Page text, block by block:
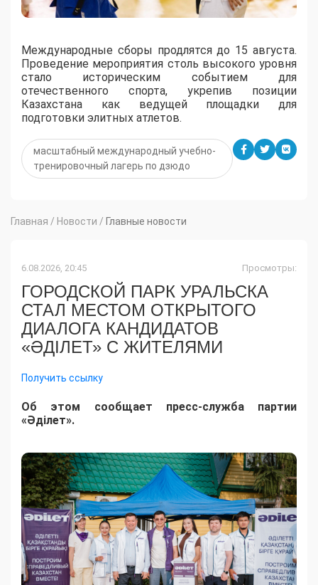
Международные сборы продлятся до 15 августа.
Проведение мероприятия столь высокого уровня
стало историческим событием для
отечественного спорта, укрепив позиции
Казахстана как ведущей площадки для
подготовки элитных атлетов.
масштабный международный учебно-
тренировочный лагерь по дзюдо
Главная / Новости / Главные новости
6.08.2026, 20:45 Просмотры:
ГОРОДСКОЙ ПАРК УРАЛЬСКА
СТАЛ МЕСТОМ ОТКРЫТОГО
ДИАЛОГА КАНДИДАТОВ
«ӘДІЛЕТ» С ЖИТЕЛЯМИ
Получить ссылку
Об этом сообщает пресс-служба партии
«Әділет».